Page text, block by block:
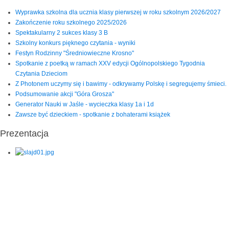
Wyprawka szkolna dla ucznia klasy pierwszej w roku szkolnym 2026/2027
Zakończenie roku szkolnego 2025/2026
Spektakularny 2 sukces klasy 3 B
Szkolny konkurs pięknego czytania - wyniki
Festyn Rodzinny "Średniowieczne Krosno"
Spotkanie z poetką w ramach XXV edycji Ogólnopolskiego Tygodnia
Czytania Dzieciom
Z Photonem uczymy się i bawimy - odkrywamy Polskę i segregujemy śmieci.
Podsumowanie akcji "Góra Grosza"
Generator Nauki w Jaśle - wycieczka klasy 1a i 1d
Zawsze być dzieckiem - spotkanie z bohaterami książek
Prezentacja